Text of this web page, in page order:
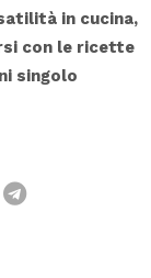
in cucina,
con le ricette
singolo